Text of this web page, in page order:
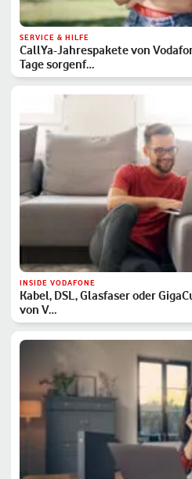
SERVICE & HILFE
CallYa-Jahrespakete von
Tage sorgenf…
INSIDE VODAFONE
Kabel, DSL, Glasfaser oder
von V…